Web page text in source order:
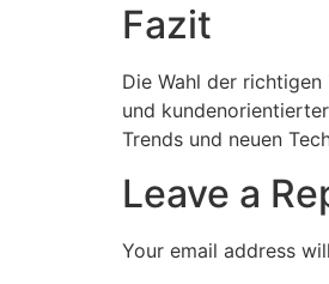
Fazit
Die Wahl der
und
Trends und neuen
Leave a
Your email address